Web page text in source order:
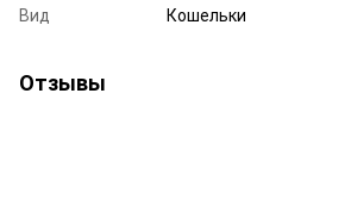
Вид
Кошельки
Отзывы